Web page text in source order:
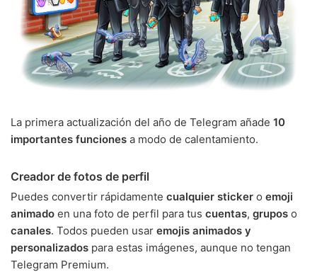
La primera actualización del año de Telegram añade 10
importantes funciones a modo de calentamiento.
Creador de fotos de perfil
Puedes convertir rápidamente cualquier sticker o emoji
animado en una foto de perfil para tus cuentas, grupos o
canales. Todos pueden usar emojis animados y
personalizados para estas imágenes, aunque no tengan
Telegram Premium.